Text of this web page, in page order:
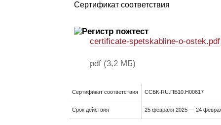
Сертификат соответствия
certificate-spetskabline-o-ostek.pdf
pdf (3,2 МБ)
Сертификат соответствия ССБК-RU.ПБ10.Н00617
Срок действия 25 февраля 2025 — 24